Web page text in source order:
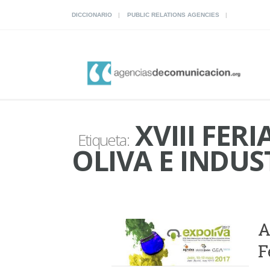
DICCIONARIO PUBLIC RELATIONS AGENCIES
Etiqueta:XVIII
OLIVA E